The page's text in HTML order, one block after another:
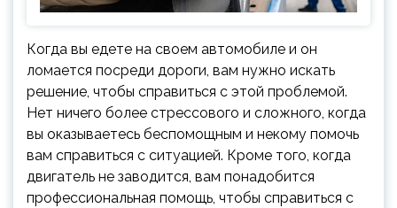
Когда вы едете на своем автомобиле и он
ломается посреди дороги, вам нужно искать
решение, чтобы справиться с этой проблемой.
Нет ничего более стрессового и сложного, когда
вы оказываетесь беспомощным и некому помочь
вам справиться с ситуацией. Кроме того, когда
двигатель не заводится, вам понадобится
профессиональная помощь, чтобы справиться с